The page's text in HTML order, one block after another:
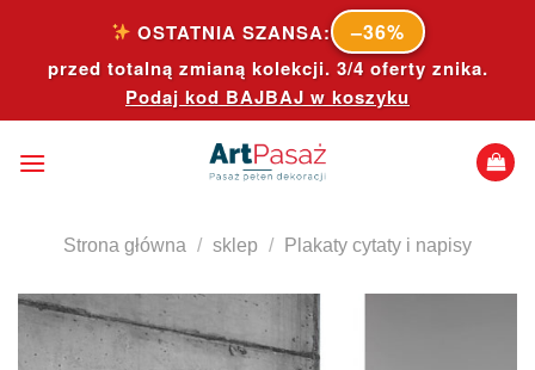
content
OSTATNIA SZANSA: –36%
przed totalną zmianą kolekcji. 3/4 oferty znika.
Podaj kod BAJBAJ w koszyku
Strona główna / sklep / Plakaty cytaty i napisy